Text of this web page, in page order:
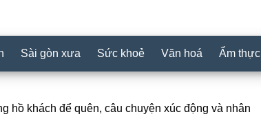
Sài gòn xưa Sức khoẻ Văn hoá Ẩm thực
hồ khách để quên, câu chuyện xúc động và nhân